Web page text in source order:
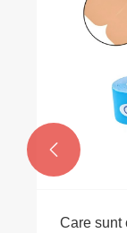
Care sunt
